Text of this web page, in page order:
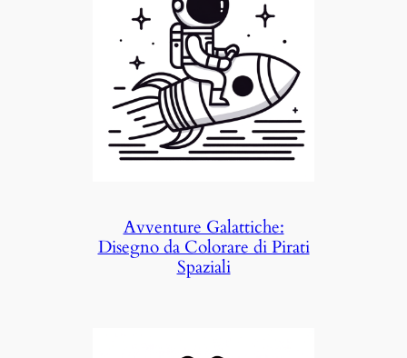
Avventure Galattiche:
Disegno da Colorare di Pirati
Spaziali